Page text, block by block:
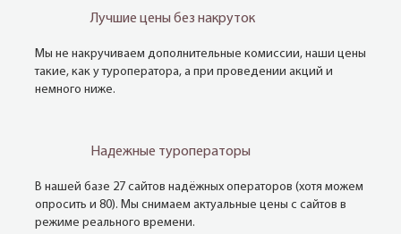
Лучшие цены без накруток
Мы не накручиваем дополнительные комиссии, наши цены
такие, как у туроператора, а при проведении акций и
немного ниже.
Надежные туроператоры
В нашей базе 27 сайтов надёжных операторов (хотя можем
опросить и 80). Мы снимаем актуальные цены с сайтов в
режиме реального времени.